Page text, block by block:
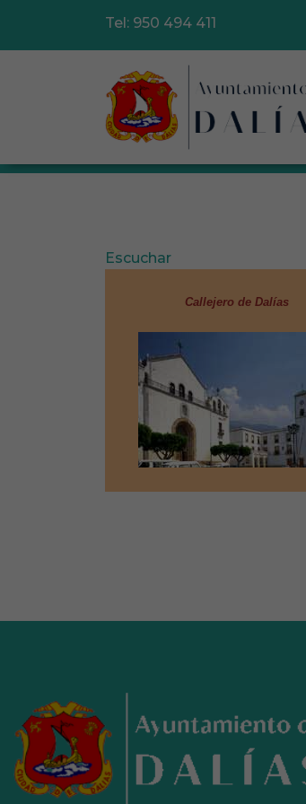
Tel: 950 494 411
Escuchar
Callejero de Dalías